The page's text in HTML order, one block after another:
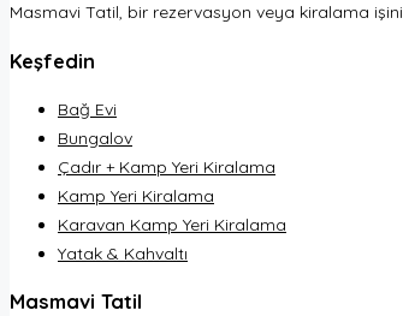
Masmavi Tatil, bir rezervasyon veya kiralama
Keşfedin
Bağ Evi
Bungalov
Çadır + Kamp Yeri Kiralama
Kamp Yeri Kiralama
Karavan Kamp Yeri Kiralama
Yatak & Kahvaltı
Masmavi Tatil